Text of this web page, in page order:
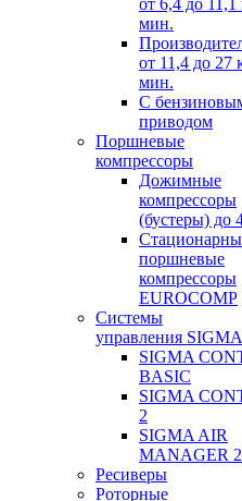
от 6,4 до
мин.
от 11,4 до 27
мин.
С
приводом
Поршневые
компрессоры
Дожимные
компрессоры
(бустеры) до
поршневые
компрессоры
EUROCOMP
Системы
управления SIGMA
SIGMA
BASIC
SIGMA
2
SIGMA AIR
MANAGER 2
Ресиверы
Роторные